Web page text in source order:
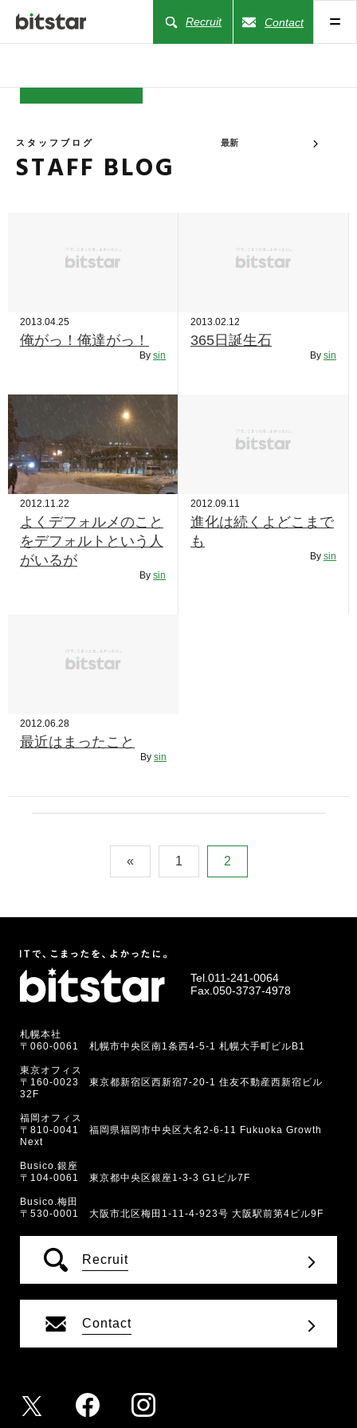
Recruit Contact
NEWS
COMPANY
WORKS
ACTION
STAFF BLOG
CONTACT US
サイトマップ
約款
情報セキュリティ
プライバシーポリシー
スタッフブログ
STAFF BLOG
最新
2013.04.25
俺がっ！俺達がっ！
By sin
2013.02.12
365日誕生石
By sin
2012.11.22
よくデフォルメのこと
をデフォルトという人
がいるが
By sin
2012.09.11
進化は続くよどこまで
も
By sin
2012.06.28
最近はまったこと
By sin
« 1 2
Tel. 011-241-0064
Fax.050-3737-4978
札幌本社
〒060-0061 札幌市中央区南1条西4-5-1 札幌大手町ビルB1
東京オフィス
〒160-0023 東京都新宿区西新宿7-20-1 住友不動産西新宿ビル
32F
福岡オフィス
〒810-0041 福岡県福岡市中央区大名2-6-11 Fukuoka Growth
Next
Busico.銀座
〒104-0061 東京都中央区銀座1-3-3 G1ビル7F
Busico.梅田
〒530-0001 大阪市北区梅田1-11-4-923号 大阪駅前第4ビル9F
Recruit
Contact